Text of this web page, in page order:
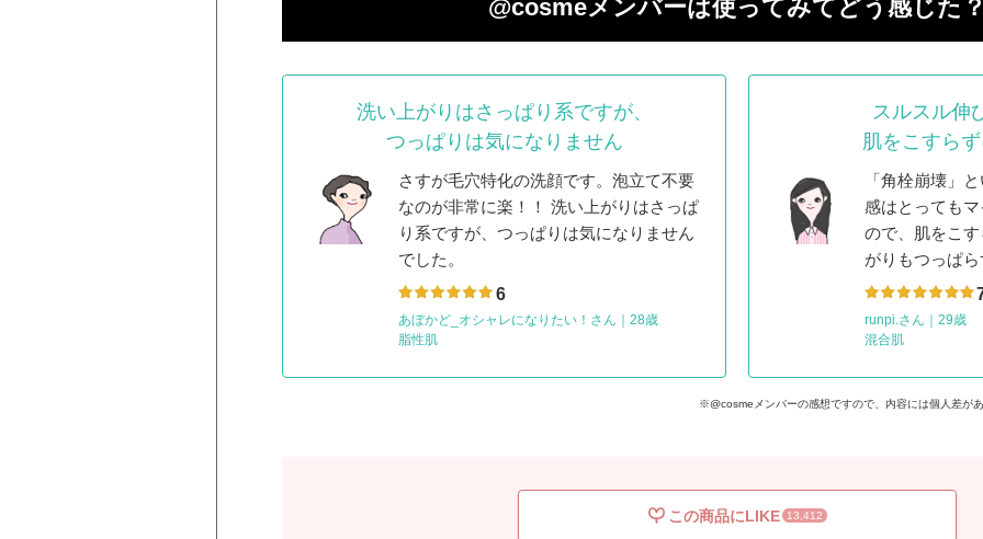
@cosmeメンバーは使ってみてどう感じた
洗い上がりはさっぱり系ですが、
つっぱりは気になりません
さすが毛穴特化の洗顔です。泡立て不要
なのが非常に楽！！ 洗い上がりはさっぱ
り系ですが、つっぱりは気になりません
でした。
6
あぼかど_オシャレになりたい！さん ｜ 28歳
脂性肌
スルスル伸
肌をこすら
「角栓崩壊」
感はとっても
ので、肌をこ
がりもつっぱ
runpi.さん ｜ 29歳
混合肌
※@cosmeメンバーの感想ですので、内容には個人差が
この商品にLIKE 13,412